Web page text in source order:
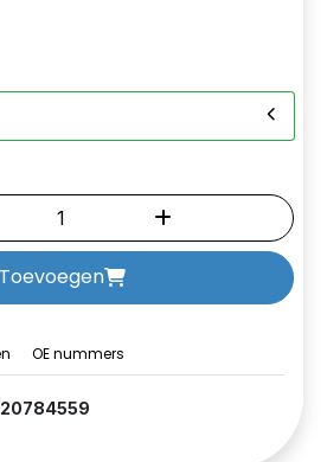
OE nummers
Toevoegen